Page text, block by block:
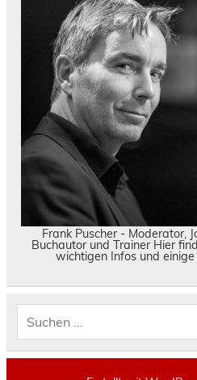
Frank Puscher - Moderator,
Buchautor und Trainer Hier
wichtigen Infos und